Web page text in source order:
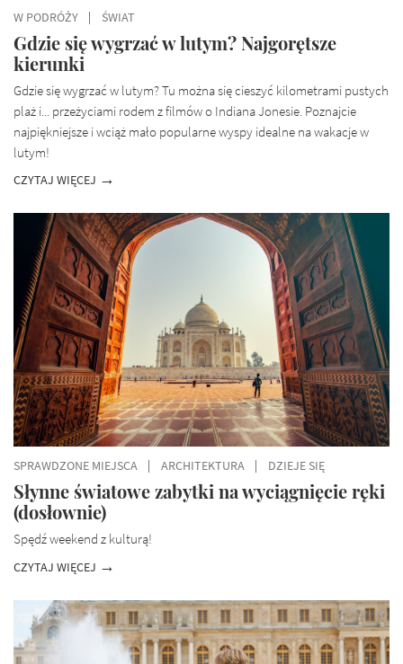
W PODRÓŻY ŚWIAT
Gdzie się wygrzać w lutym? Najgorętsze
kierunki
Gdzie się wygrzać w lutym? Tu można się cieszyć kilometrami pustych
plaż i... przeżyciami rodem z filmów o Indiana Jonesie. Poznajcie
najpiękniejsze i wciąż mało popularne wyspy idealne na wakacje w
lutym!
CZYTAJ WIĘCEJ
SPRAWDZONE MIEJSCA ARCHITEKTURA DZIEJE SIĘ
Słynne światowe zabytki na wyciągnięcie ręki
(dosłownie)
Spędź weekend z kulturą!
CZYTAJ WIĘCEJ